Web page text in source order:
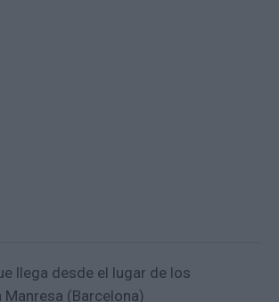
llega desde el lugar de los
Manresa (Barcelona)